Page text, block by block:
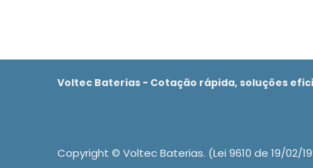
Voltec Baterias - Cotação rápida, soluções
Copyright © Voltec Baterias. (Lei 9610 de 19/02/